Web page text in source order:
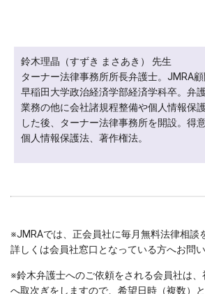
鈴木理晶（すずき まさあき） 先生
ターナー法律事務所所長弁護士。JMRA顧
早稲田大学政治経済学部経済学科卒。弁
業務の他に会社諸規程整備や個人情報保
した後、ターナー法律事務所を開設。得
個人情報保護法、著作権法。
※JMRAでは、正会員社に毎月無料法律相談
詳しくは会員社窓口となっている方へお問
※鈴木弁護士へのご依頼をされる会員社は
へ取次ぎをしますので、希望日時（複数）